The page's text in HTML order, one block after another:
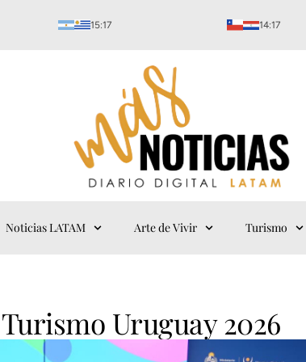
15:17 14:17
Noticias LATAM Arte de Vivir Turismo
Uruguay 2026